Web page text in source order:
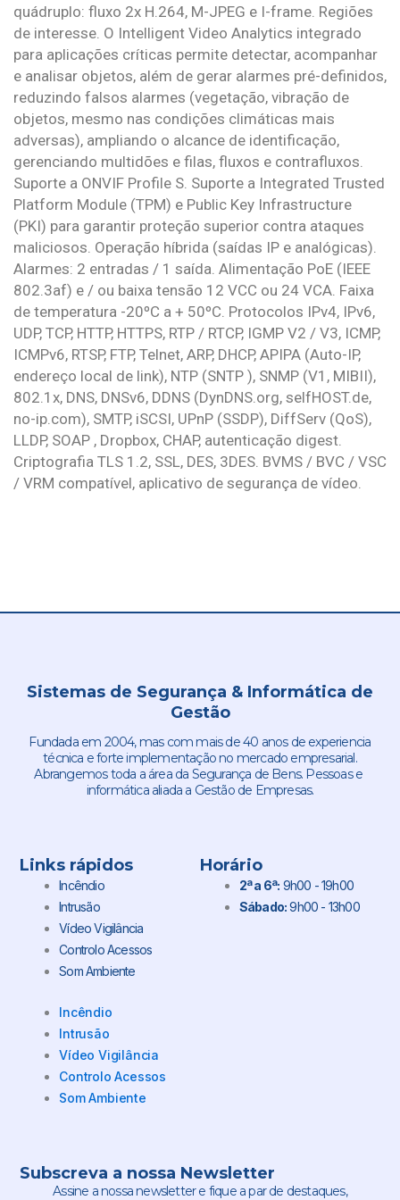
quádruplo: fluxo 2x H.264, M-JPEG e I-frame. Regiões
de interesse. O Intelligent Video Analytics integrado
para aplicações críticas permite detectar, acompanhar
e analisar objetos, além de gerar alarmes pré-definidos,
reduzindo falsos alarmes (vegetação, vibração de
objetos, mesmo nas condições climáticas mais
adversas), ampliando o alcance de identificação,
gerenciando multidões e filas, fluxos e contrafluxos.
Suporte a ONVIF Profile S. Suporte a Integrated Trusted
Platform Module (TPM) e Public Key Infrastructure
(PKI) para garantir proteção superior contra ataques
maliciosos. Operação híbrida (saídas IP e analógicas).
Alarmes: 2 entradas / 1 saída. Alimentação PoE (IEEE
802.3af) e / ou baixa tensão 12 VCC ou 24 VCA. Faixa
de temperatura -20ºC a + 50ºC. Protocolos IPv4, IPv6,
UDP, TCP, HTTP, HTTPS, RTP / RTCP, IGMP V2 / V3, ICMP,
ICMPv6, RTSP, FTP, Telnet, ARP, DHCP, APIPA (Auto-IP,
endereço local de link), NTP (SNTP ), SNMP (V1, MIBII),
802.1x, DNS, DNSv6, DDNS (DynDNS.org, selfHOST.de,
no-ip.com), SMTP, iSCSI, UPnP (SSDP), DiffServ (QoS),
LLDP, SOAP , Dropbox, CHAP, autenticação digest.
Criptografia TLS 1.2, SSL, DES, 3DES. BVMS / BVC / VSC
/ VRM compatível, aplicativo de segurança de vídeo.
Sistemas de Segurança & Informática de
Gestão
Fundada em 2004, mas com mais de 40 anos de experiencia
técnica e forte implementação no mercado empresarial.
Abrangemos toda a área da Segurança de Bens. Pessoas e
informática aliada a Gestão de Empresas.
Links rápidos
Incêndio
Intrusão
Vídeo Vigilância
Controlo Acessos
Som Ambiente
Incêndio
Intrusão
Vídeo Vigilância
Controlo Acessos
Som Ambiente
Horário
2ª a 6ª: 9h00 - 19h00
Sábado:9h00 - 13h00
Subscreva a nossa Newsletter
Assine a nossa newsletter e fique a par de destaques,